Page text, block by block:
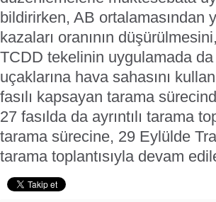
bildirirken, AB ortalamasından
kazaları oranının
TCDD tekelinin uygulamada da
uçaklarına hava sahasını
fasılı kapsayan tarama
27 fasılda da ayrıntılı tarama
tarama sürecine, 29 Eylülde
tarama toplantısıyla devam